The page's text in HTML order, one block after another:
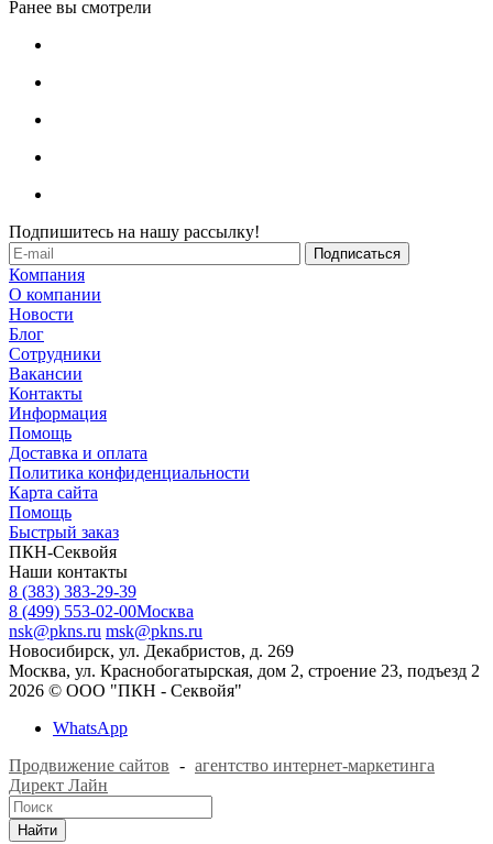
Ранее вы смотрели
Подпишитесь на нашу рассылку!
Компания
О компании
Новости
Блог
Сотрудники
Вакансии
Контакты
Информация
Помощь
Доставка и оплата
Политика конфиденциальности
Карта сайта
Помощь
Быстрый заказ
ПКН-Секвойя
Наши контакты
8 (383) 383-29-39
8 (499) 553-02-00Москва
nsk@pkns.ru msk@pkns.ru
Новосибирск, ул. Декабристов, д. 269
Москва, ул. Краснобогатырская, дом 2, строение 23, подъезд 2
2026 © ООО "ПКН - Секвойя"
WhatsApp
Продвижение сайтов - агентство интернет-маркетинга
Директ Лайн
Найти